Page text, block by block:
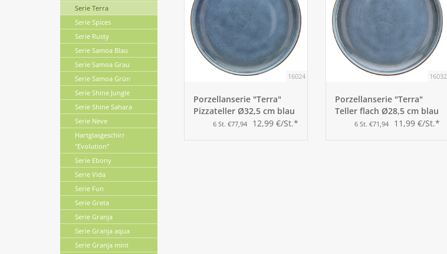
Serie Terra
Serie Spices
Serie Rusty
Serie Samoa Blau
Serie Samoa Grau
Serie Samoa Grün
Serie Shine Jungle
Serie Shine Sahara
Serie Neve
Hartglasgeschirr
"Evolution"
Serie Ebony
Serie Vida
Serie Fun
Serie Greta
Serie Granja
Serie Granja aqua
Serie Granja mint
16024
Porzellanserie "Terra"
Pizzateller Ø32,5 cm blau
6 St. €77,94 12,99 €/St.*
16032
Porzellanserie "Terra"
Teller flach Ø28,5 cm blau
6 St. €71,94 11,99 €/St.*